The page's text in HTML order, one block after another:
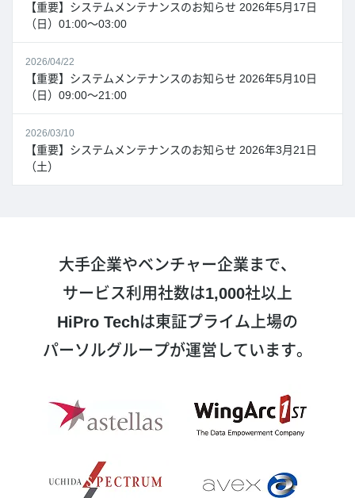
【重要】システムメンテナンスのお知らせ 2026年5月17日
（日）01:00～03:00
2026/04/22
【重要】システムメンテナンスのお知らせ 2026年5月10日
（日）09:00～21:00
2026/03/10
【重要】システムメンテナンスのお知らせ 2026年3月21日
（土）
大手企業やベンチャー企業まで、
サービス利用社数は1,000社以上
HiPro Techは東証プライム上場の
パーソルグループが運営しています。